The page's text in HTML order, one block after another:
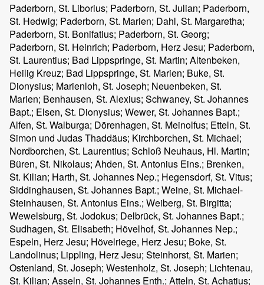
Paderborn, St. Liborius; Paderborn, St. Julian; Paderborn,
St. Hedwig; Paderborn, St. Marien; Dahl, St. Margaretha;
Paderborn, St. Bonifatius; Paderborn, St. Georg;
Paderborn, St. Heinrich; Paderborn, Herz Jesu; Paderborn,
St. Laurentius; Bad Lippspringe, St. Martin; Altenbeken,
Heilig Kreuz; Bad Lippspringe, St. Marien; Buke, St.
Dionysius; Marienloh, St. Joseph; Neuenbeken, St.
Marien; Benhausen, St. Alexius; Schwaney, St. Johannes
Bapt.; Elsen, St. Dionysius; Wewer, St. Johannes Bapt.;
Alfen, St. Walburga; Dörenhagen, St. Meinolfus; Etteln, St.
Simon und Judas Thaddäus; Kirchborchen, St. Michael;
Nordborchen, St. Laurentius; Schloß Neuhaus, Hl. Martin;
Büren, St. Nikolaus; Ahden, St. Antonius Eins.; Brenken,
St. Kilian; Harth, St. Johannes Nep.; Hegensdorf, St. Vitus;
Siddinghausen, St. Johannes Bapt.; Weine, St. Michael-
Steinhausen, St. Antonius Eins.; Weiberg, St. Birgitta;
Wewelsburg, St. Jodokus; Delbrück, St. Johannes Bapt.;
Sudhagen, St. Elisabeth; Hövelhof, St. Johannes Nep.;
Espeln, Herz Jesu; Hövelriege, Herz Jesu; Boke, St.
Landolinus; Lippling, Herz Jesu; Steinhorst, St. Marien;
Ostenland, St. Joseph; Westenholz, St. Joseph; Lichtenau,
St. Kilian; Asseln, St. Johannes Enth.; Atteln, St. Achatius;